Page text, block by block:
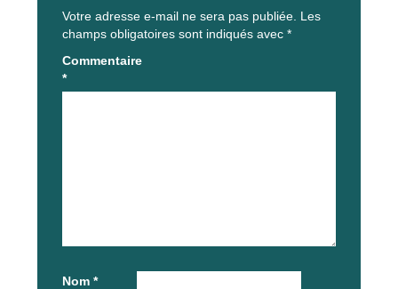
Votre adresse e-mail ne sera pas publiée. Les
champs obligatoires sont indiqués avec *
Commentaire
*
Nom *